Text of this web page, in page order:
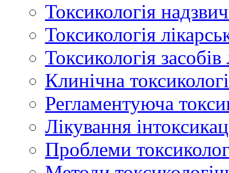
Токсикологія
Токсикологія
Токсикологія
Клинічна
Регламентуюча
Лікування
Проблеми